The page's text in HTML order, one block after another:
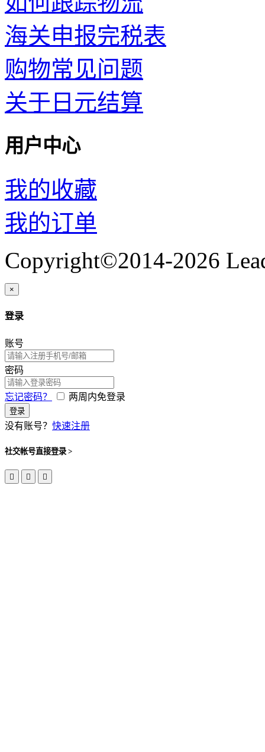
海关申报完税表
购物常见问题
关于日元结算
用户中心
我的收藏
我的订单
Copyright©2014-2026
×
登录
账号
密码
忘记密码？ 两周内免登录
登录
没有账号？ 快速注册
社交帐号直接登录 >
  